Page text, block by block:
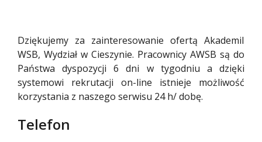
Dziękujemy za zainteresowanie ofertą AkademiI
WSB, Wydział w Cieszynie. Pracownicy AWSB są do
Państwa dyspozycji 6 dni w tygodniu a dzięki
systemowi rekrutacji on-line istnieje możliwość
korzystania z naszego serwisu 24 h/ dobę.
Telefon